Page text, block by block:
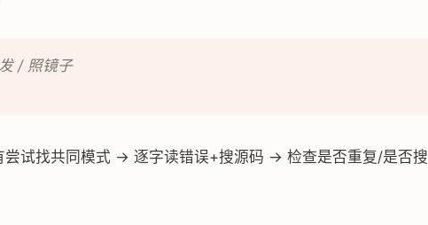
/ 照镜子
尝试找共同模式 → 逐字读错误+搜源码 → 检查是否重复/是否搜